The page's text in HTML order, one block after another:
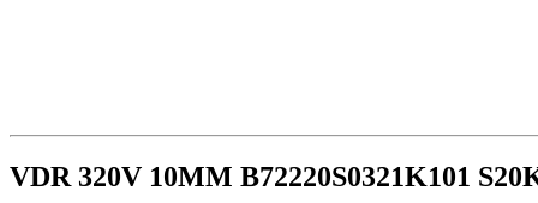
VDR 320V 10MM B72220S0321K101